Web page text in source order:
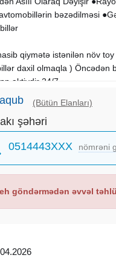
bəzədilməsi
qiymətə istənilən növ
daxil olmaqla ) Öncədən
aktivdir 24/7.
скидки Свадебные
. Принимаятся заказы
новорожденного, клипы ,
к внутригородским
варьироваться в
üçün öncədən əlaqə
(Bütün Elanları)
şəhəri
0514443XXX nömrəni
göndərmədən əvvəl